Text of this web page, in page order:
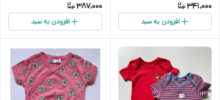
341,000
افزودن به سبد
387,000
افزودن به سبد